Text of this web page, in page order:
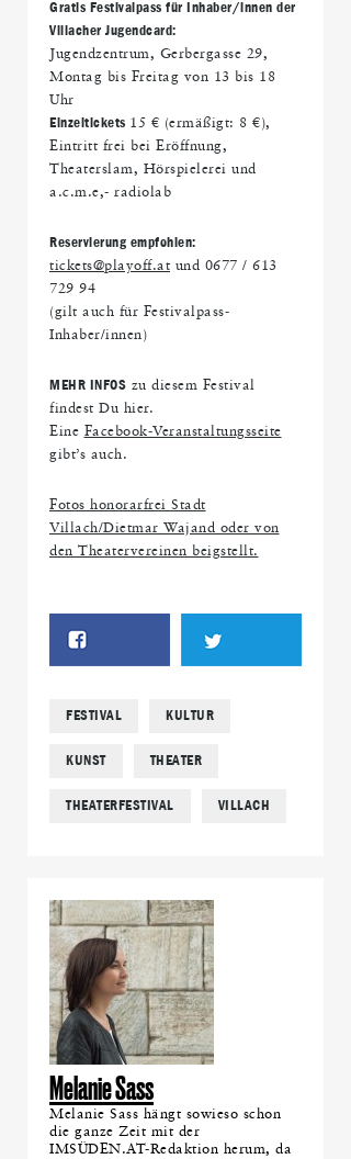
Gratis Festivalpass für Inhaber/innen der
Villacher Jugendcard:
Jugendzentrum, Gerbergasse 29,
Montag bis Freitag von 13 bis 18
Uhr
Einzeltickets 15 € (ermäßigt: 8 €),
Eintritt frei bei Eröffnung,
Theaterslam, Hörspielerei und
a.c.m.e,- radiolab
Reservierung empfohlen:
tickets@playoff.at und 0677 / 613
729 94
(gilt auch für Festivalpass-
Inhaber/innen)
MEHR INFOS zu diesem Festival
findest Du hier.
Eine Facebook-Veranstaltungsseite
gibt’s auch.
Fotos honorarfrei Stadt
Villach/Dietmar Wajand oder von
den Theatervereinen beigstellt.
FESTIVAL KULTUR
KUNST THEATER
THEATERFESTIVAL VILLACH
Melanie Sass
Melanie Sass hängt sowieso schon
die ganze Zeit mit der
IMSÜDEN.AT-Redaktion herum, da